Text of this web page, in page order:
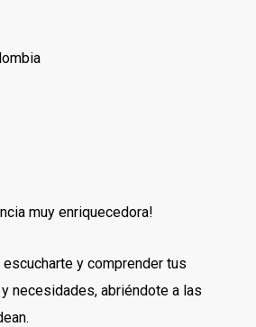
muy enriquecedora!
y comprender tus
necesidades, abriéndote a las